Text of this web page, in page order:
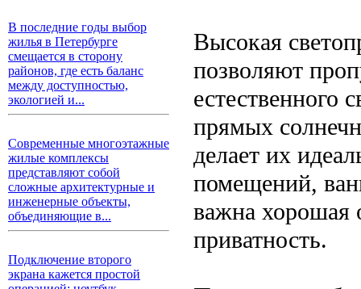
В последние годы выбор
жилья в Петербурге
смещается в сторону
районов, где есть баланс
между доступностью,
экологией и...
Современные многоэтажные
жилые комплексы
представляют собой
сложные архитектурные и
инженерные объекты,
объединяющие в...
Подключение второго
экрана кажется простой
Высокая
позволяют
естественного
прямых
делает их
помещений,
важна хорошая
приватность.